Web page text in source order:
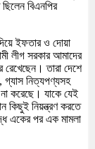
বিএনপির
ইফতার ও দোয়া
লীগ সরকার আমাদের
রেখেছেন। তারা দেশে
গ্যাস নিত্যপণ্যসহ
করেছে। যাকে যেই
কিছুই নিয়ন্ত্রণ করতে
একের পর এক মামলা